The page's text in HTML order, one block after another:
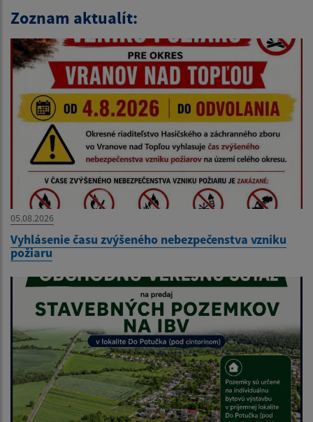
Zoznam aktualít:
05.08.2026
Vyhlásenie času zvýšeného nebezpečenstva vzniku
požiaru